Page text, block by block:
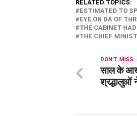
RELATED TOPICS:
ESTIMATED TO
EYE ON DA OF
THE CABINET
THE CHIEF
DON'T MISS
साल के
श्रद्धालुओं